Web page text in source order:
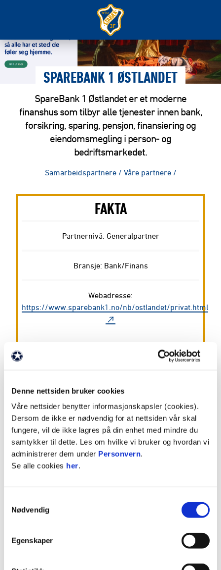
Denne nettsiden bruker cookies
Våre nettsider benytter informasjonskapsler (cookies).
Dersom de ikke er nødvendig for at nettsiden vår skal
fungere, vil de ikke lagres på din enhet med mindre du
samtykker til dette. Les om hvilke vi bruker og hvordan vi
administrerer dem under Personvern.
Se alle cookies her.
Nødvendig
Egenskaper
SPAREBANK 1 ØSTLANDET
SpareBank 1 Østlandet er et moderne
finanshus som tilbyr alle tjenester innen bank,
forsikring, sparing, pensjon, finansiering og
eiendomsmegling i person- og
bedriftsmarkedet.
Samarbeidspartnere / Våre partnere /
FAKTA
Partnernivå: Generalpartner
Bransje: Bank/Finans
Webadresse:
https://www.sparebank1.no/nb/ostlandet/privat.html
NYHETER OM PARTNERE
COCA-COLA OG STABÆK FOTBALL STYRKER